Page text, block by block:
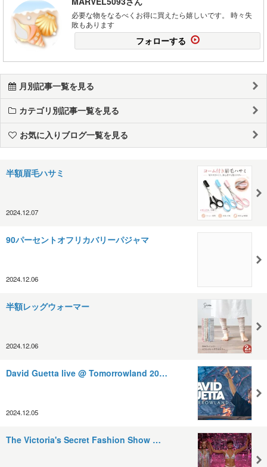
必要な物をなるべくお得に買えたら嬉しいです。 時々失
敗もあります
フォローする
月別記事一覧を見る
カテゴリ別記事一覧を見る
お気に入りブログ一覧を見る
半額眉毛ハサミ
2024.12.07
90パーセントオフリカバリーパジャマ
2024.12.06
半額レッグウォーマー
2024.12.06
David Guetta live @ Tomorrowland 20…
2024.12.05
The Victoria's Secret Fashion Show …